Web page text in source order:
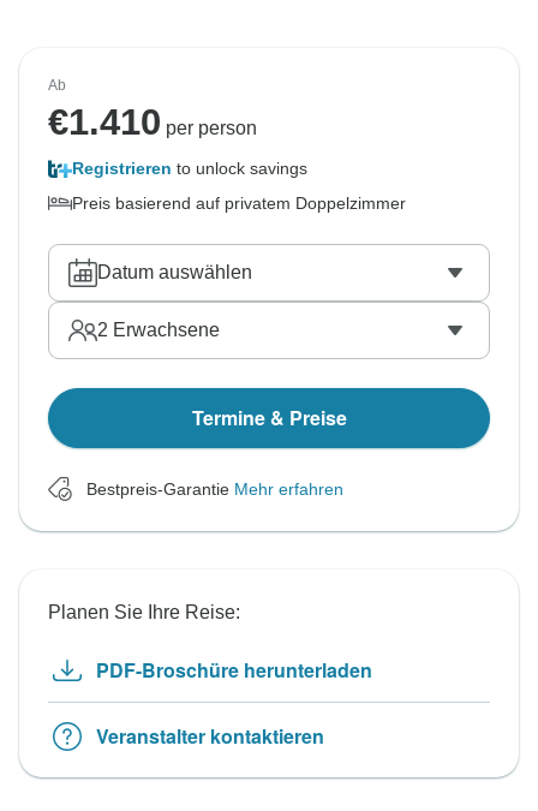
Ab
€1.410 per person
Registrieren to unlock savings
Preis basierend auf privatem Doppelzimmer
Datum auswählen
2 Erwachsene
Termine & Preise
Bestpreis-Garantie Mehr erfahren
Planen Sie Ihre Reise:
PDF-Broschüre herunterladen
Veranstalter kontaktieren